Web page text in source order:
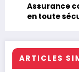
Assurance
en toute
ARTICLES